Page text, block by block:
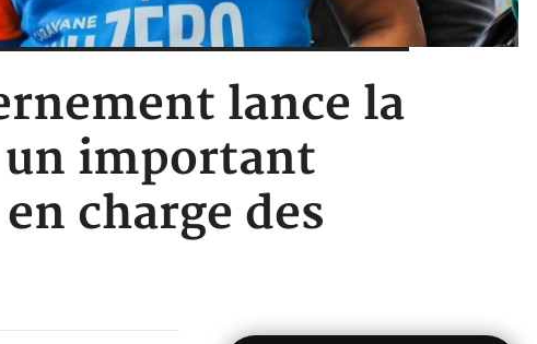
lance la
un important
charge des